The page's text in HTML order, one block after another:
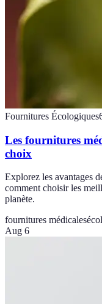
Fournitures Écologiques
Les fournitures
choix
Explorez les avantages
comment choisir les
planète.
fournitures médicales
Aug 6